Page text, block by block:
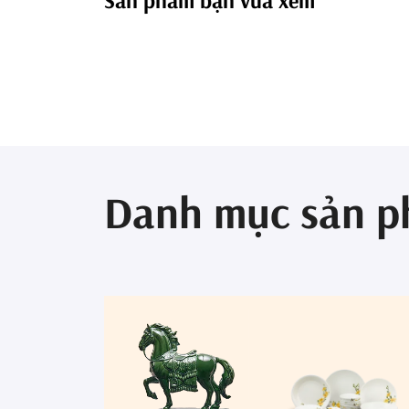
Danh mục sản